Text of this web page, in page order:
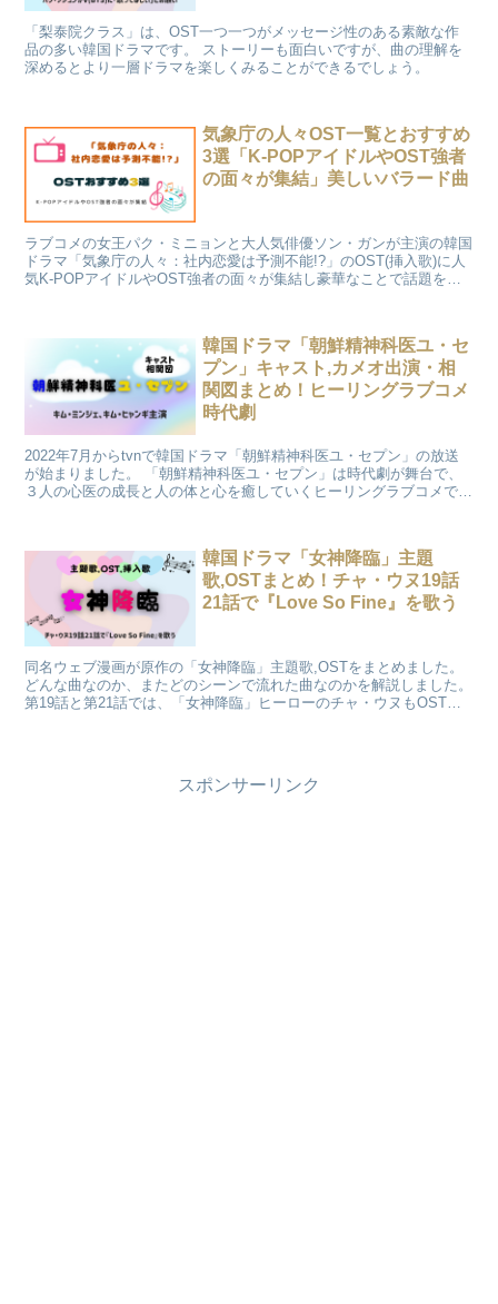
「梨泰院クラス」は、OST一つ一つがメッセージ性のある素敵な作
品の多い韓国ドラマです。 ストーリーも面白いですが、曲の理解を
深めるとより一層ドラマを楽しくみることができるでしょう。
気象庁の人々OST一覧とおすすめ
3選「K-POPアイドルやOST強者
の面々が集結」美しいバラード曲
ラブコメの女王パク・ミニョンと大人気俳優ソン・ガンが主演の韓国
ドラマ「気象庁の人々：社内恋愛は予測不能!?」のOST(挿入歌)に人
気K-POPアイドルやOST強者の面々が集結し豪華なことで話題を呼
韓国ドラマ「朝鮮精神科医ユ・セ
プン」キャスト,カメオ出演・相
関図まとめ！ヒーリングラブコメ
時代劇
2022年7月からtvnで韓国ドラマ「朝鮮精神科医ユ・セプン」の放送
が始まりました。 「朝鮮精神科医ユ・セプン」は時代劇が舞台で、
３人の心医の成長と人の体と心を癒していくヒーリングラブコメで
韓国ドラマ「女神降臨」主題
歌,OSTまとめ！チャ・ウヌ19話
21話で『Love So Fine』を歌う
同名ウェブ漫画が原作の「女神降臨」主題歌,OSTをまとめました。
どんな曲なのか、またどのシーンで流れた曲なのかを解説しました。
第19話と第21話では、「女神降臨」ヒーローのチャ・ウヌもOSTに
スポンサーリンク